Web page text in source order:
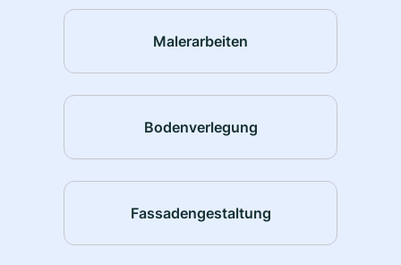
Malerarbeiten
Bodenverlegung
Fassadengestaltung